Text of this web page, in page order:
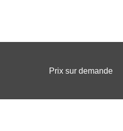
Prix sur demande